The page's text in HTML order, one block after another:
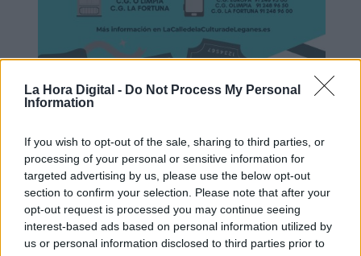
La Hora Digital - Do Not Process My Personal
Information
If you wish to opt-out of the sale, sharing to third parties, or
processing of your personal or sensitive information for
targeted advertising by us, please use the below opt-out
section to confirm your selection. Please note that after your
opt-out request is processed you may continue seeing
interest-based ads based on personal information utilized by
us or personal information disclosed to third parties prior to
la compra de entradas de
espectáculos culturales